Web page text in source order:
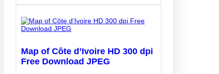
Map of Côte d’Ivoire HD 300 dpi
Free Download JPEG